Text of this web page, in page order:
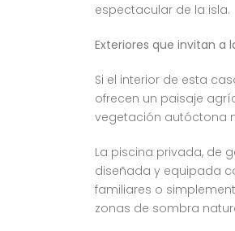
espectacular de la isla.
Exteriores que invitan a
Si el interior de esta
ofrecen un paisaje
vegetación autóctona
La piscina privada, de
diseñada y equipada
familiares o
zonas de sombra